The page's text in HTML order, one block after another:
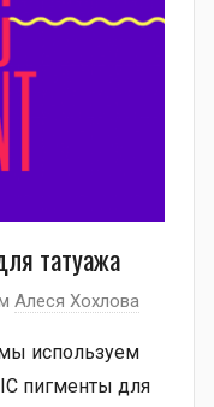
татуажа
Алеся Хохлова
используем
пигменты для